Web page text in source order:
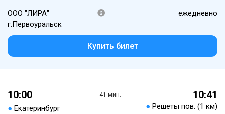
ООО "ЛИРА"
г.Первоуральск
ежедневно
Купить билет
10:00
● Екатеринбург
41 мин. 10:41
● Решеты пов. (1 км)